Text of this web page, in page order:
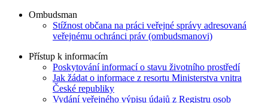
Ombudsman
Stížnost občana na práci veřejné správy adresovaná
veřejnému ochránci práv (ombudsmanovi)
Přístup k informacím
Poskytování informací o stavu životního prostředí
Jak žádat o informace z resortu Ministerstva vnitra
České republiky
Vydání veřejného výpisu údajů z Registru osob